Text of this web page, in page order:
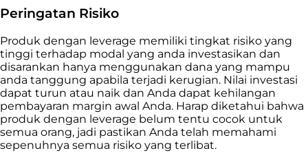
Peringatan Risiko
Produk dengan leverage memiliki tingkat risiko yang
tinggi terhadap modal yang anda investasikan dan
disarankan hanya menggunakan dana yang mampu
anda tanggung apabila terjadi kerugian. Nilai investasi
dapat turun atau naik dan Anda dapat kehilangan
pembayaran margin awal Anda. Harap diketahui bahwa
produk dengan leverage belum tentu cocok untuk
semua orang, jadi pastikan Anda telah memahami
sepenuhnya semua risiko yang terlibat.